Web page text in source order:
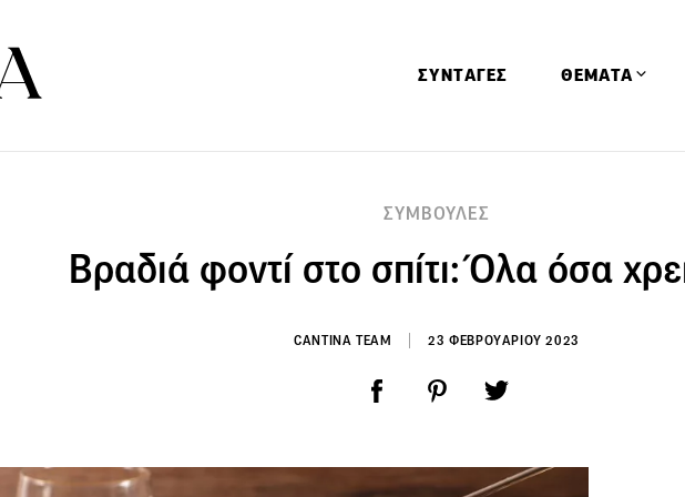
ΣΥΝΤΑΓΕΣ ΘΕΜΑΤΑ
Ειδήσεις
ΣΥΜΒΟΥΛΕΣ
Βραδιά φοντί στο σπίτι: Όλα όσα
CANTINA TEAM 23 ΦΕΒΡΟΥΑΡΙΟΥ 2023